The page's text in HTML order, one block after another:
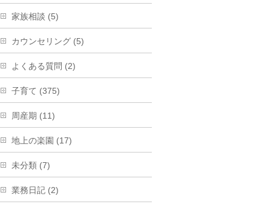
家族相談 (5)
カウンセリング (5)
よくある質問 (2)
子育て (375)
周産期 (11)
地上の楽園 (17)
未分類 (7)
業務日記 (2)